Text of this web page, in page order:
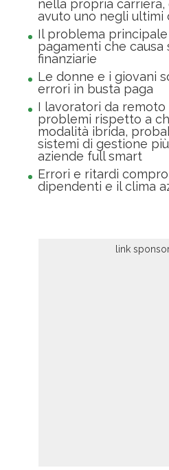
nella propria carriera,
avuto uno negli ultimi
Il problema
pagamenti che causa
finanziarie
Le donne e i giovani
errori in busta paga
I lavoratori da
problemi rispetto a
modalità ibrida,
sistemi di gestione
aziende full smart
Errori e ritardi
dipendenti e il clima